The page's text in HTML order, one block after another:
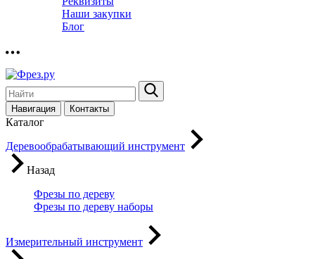
Наши закупки
Блог
Навигация Контакты
Каталог
Деревообрабатывающий инструмент
Назад
Фрезы по дереву
Фрезы по дереву наборы
Измерительный инструмент